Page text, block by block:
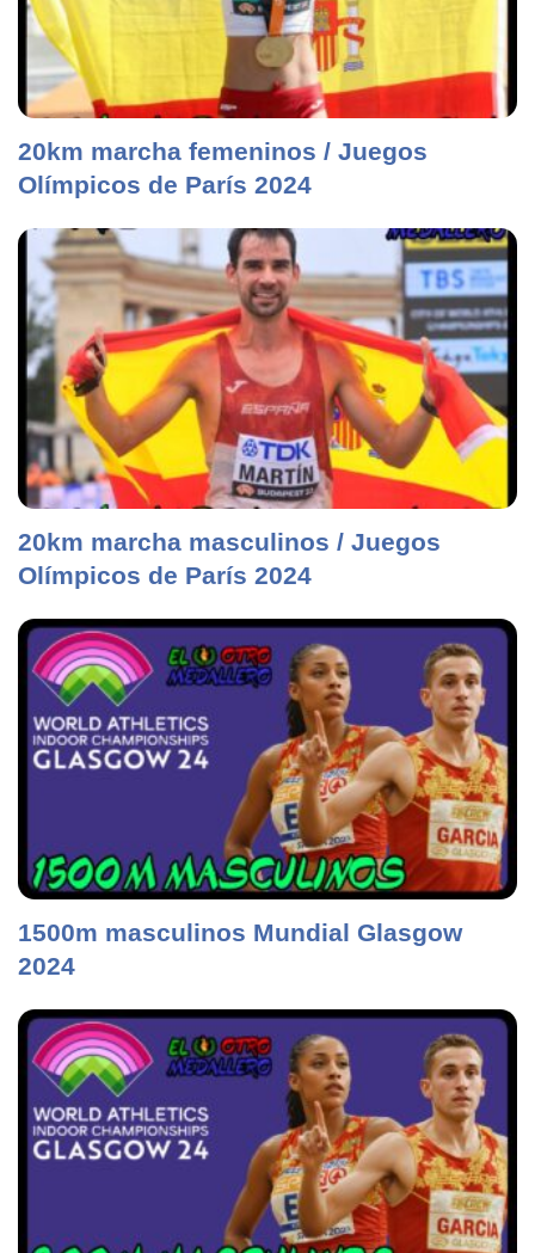
20km marcha femeninos / Juegos
Olímpicos de París 2024
20km marcha masculinos / Juegos
Olímpicos de París 2024
1500m masculinos Mundial Glasgow
2024